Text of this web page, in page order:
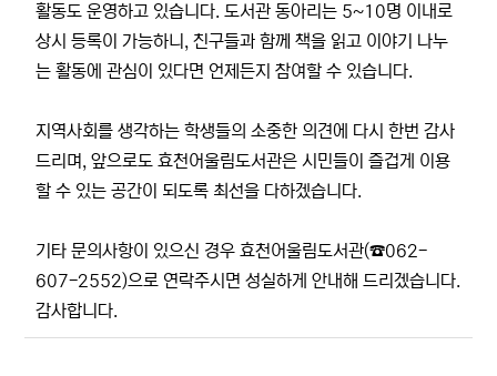
활동도 운영하고 있습니다. 도서관 동아리는 5~10명 이내로
상시 등록이 가능하니, 친구들과 함께 책을 읽고 이야기 나누
는 활동에 관심이 있다면 언제든지 참여할 수 있습니다.
지역사회를 생각하는 학생들의 소중한 의견에 다시 한번 감사
드리며, 앞으로도 효천어울림도서관은 시민들이 즐겁게 이용
할 수 있는 공간이 되도록 최선을 다하겠습니다.
기타 문의사항이 있으신 경우 효천어울림도서관(☎062-
607-2552)으로 연락주시면 성실하게 안내해 드리겠습니다.
감사합니다.